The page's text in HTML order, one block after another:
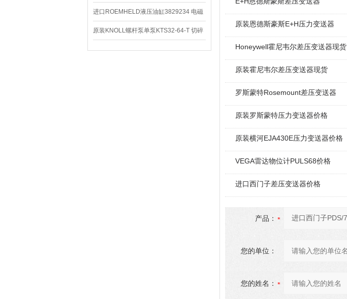
编码器
进口ROEMHELD液压油缸3829234 电磁
阀定位器
原装KNOLL螺杆泵单泵KTS32-64-T 切碎
排屑机
原装恩德斯豪斯E+H压力变送器
Honeywell霍尼韦尔差压变送器现货
原装霍尼韦尔差压变送器现货
罗斯蒙特Rosemount差压变送器
原装罗斯蒙特压力变送器价格
原装横河EJA430E压力变送器价格
VEGA雷达物位计PULS68价格
进口西门子差压变送器价格
产品：
您的单位：
您的姓名：